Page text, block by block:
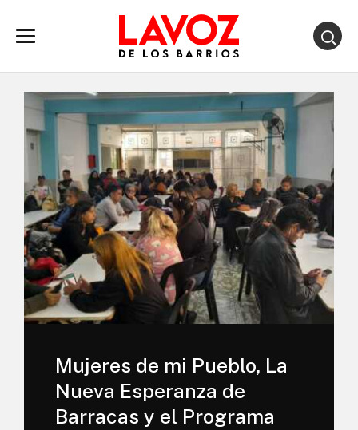
Mujeres de mi Pueblo, La
Nueva Esperanza de
Barracas y el Programa